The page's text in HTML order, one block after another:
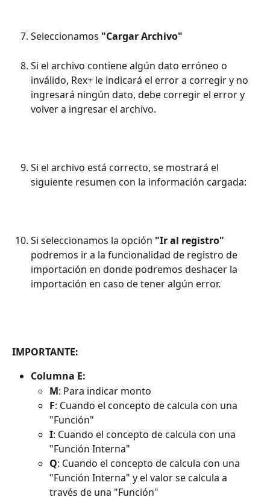
Seleccionamos "Cargar Archivo"
Si el archivo contiene algún dato erróneo o
inválido, Rex+ le indicará el error a corregir y no
ingresará ningún dato, debe corregir el error y
volver a ingresar el archivo.
Si el archivo está correcto, se mostrará el
siguiente resumen con la información cargada:
Si seleccionamos la opción "Ir al registro"
podremos ir a la funcionalidad de registro de
importación en donde podremos deshacer la
importación en caso de tener algún error.
IMPORTANTE:
Columna E:
M: Para indicar monto
F: Cuando el concepto de calcula con una
"Función"
I: Cuando el concepto de calcula con una
"Función Interna"
Q: Cuando el concepto de calcula con una
"Función Interna" y el valor se calcula a
través de una "Función"